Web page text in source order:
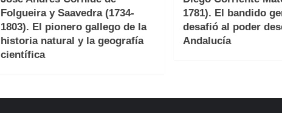
Folgueira y Saavedra (1734-
1803). El pionero gallego de la
historia natural y la geografía
científica
1781). El bandido
desafió al poder
Andalucía